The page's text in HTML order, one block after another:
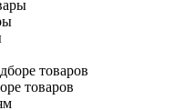
товаров